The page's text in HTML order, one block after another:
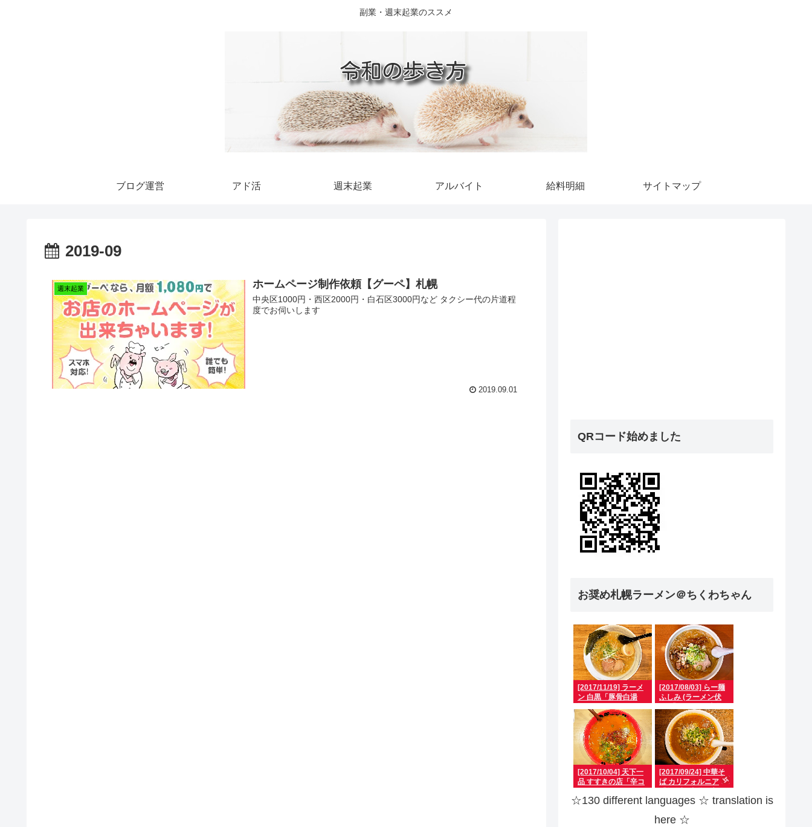
副業・週末起業のススメ
ブログ運営 アド活 週末起業 アルバイト 給料明細 サイトマップ
2019-09
週末起業 ホームページ制作依頼【グーペ】札幌
中央区1000円・西区2000円・白石区3000円など タクシー代の片道程
度でお伺いします
2019.09.01
QRコード始めました
お奨め札幌ラーメン＠ちくわちゃん
[2017/11/19] ラーメ
ン 白黒「豚骨白湯
[2017/08/03] らー麺
ふしみ (ラーメン伏
[2017/10/04] 天下一
品 すすきの店「辛コ
[2017/09/24] 中華そ
ば カリフォルニア
ジのっけらー」
☆130 different languages ​​☆ translation is
here ☆